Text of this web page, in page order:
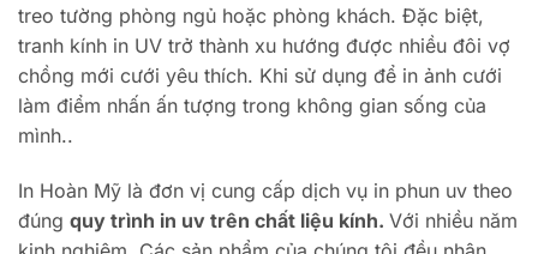
treo tường phòng ngủ hoặc phòng khách. Đặc biệt,
tranh kính in UV trở thành xu hướng được nhiều đôi vợ
chồng mới cưới yêu thích. Khi sử dụng để in ảnh cưới
làm điểm nhấn ấn tượng trong không gian sống của
mình..
In Hoàn Mỹ là đơn vị cung cấp dịch vụ in phun uv theo
đúng quy trình in uv trên chất liệu kính. Với nhiều năm